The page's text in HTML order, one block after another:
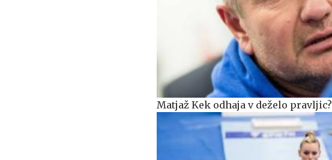
Matjaž Kek odhaja v deželo pravljic?